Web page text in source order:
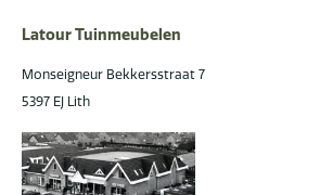
Latour Tuinmeubelen
Monseigneur Bekkersstraat 7
5397 EJ Lith